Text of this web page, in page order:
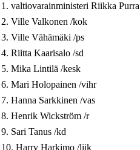
1. valtiovarainministeri Riikka Purra
2. Ville Valkonen /kok
3. Ville Vähämäki /ps
4. Riitta Kaarisalo /sd
5. Mika Lintilä /kesk
6. Mari Holopainen /vihr
7. Hanna Sarkkinen /vas
8. Henrik Wickström /r
9. Sari Tanus /kd
10. Harry Harkimo /liik